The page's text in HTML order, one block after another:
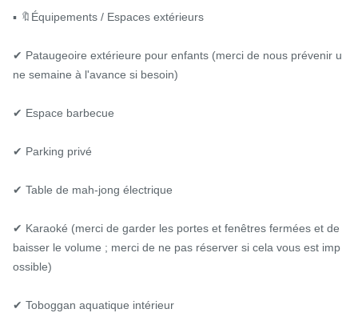
▪️ 🔖Équipements / Espaces extérieurs
✔ Pataugeoire extérieure pour enfants (merci de nous prévenir u
ne semaine à l'avance si besoin)
✔ Espace barbecue
✔ Parking privé
✔ Table de mah-jong électrique
✔ Karaoké (merci de garder les portes et fenêtres fermées et de
baisser le volume ; merci de ne pas réserver si cela vous est imp
ossible)
✔ Toboggan aquatique intérieur